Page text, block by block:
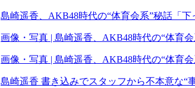
島崎遥香、AKB48時代の“体育会系”秘話「
画像・写真 | 島崎遥香、AKB48時代の“体育
画像・写真 | 島崎遥香、AKB48時代の“体育
島崎遥香 書き込みでスタッフから不本意な“